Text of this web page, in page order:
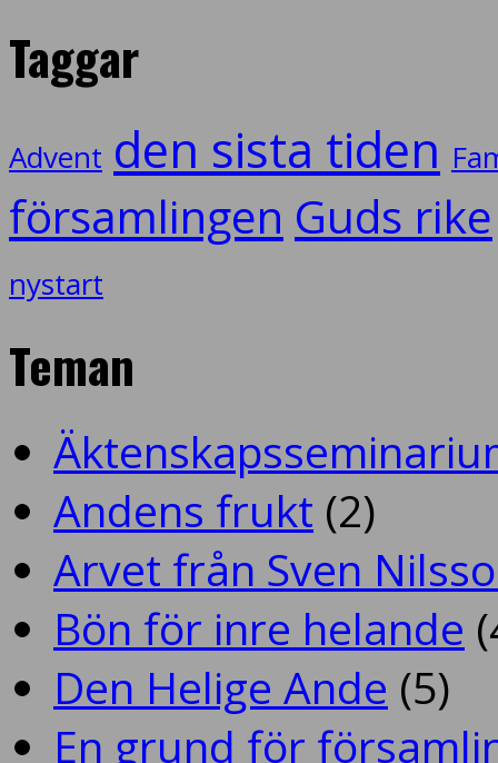
Taggar
Advent den sista tiden
församlingen Guds rike
nystart
Teman
Andens frukt (2)
Arvet från Sven
Bön för inre helande
Den Helige Ande (5)
En grund för